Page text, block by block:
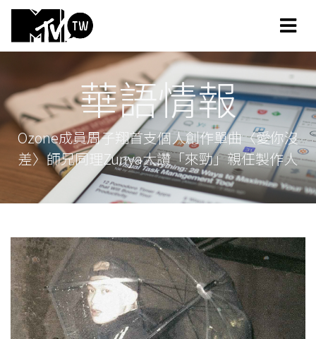
華語情報
Ozone成員周子翔首支個人創作單曲〈愛你沒
差〉師兄同理Zunya大讚「來勁」親任製作人